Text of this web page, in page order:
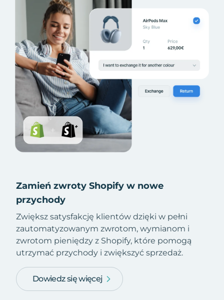
Zamień zwroty Shopify w nowe
przychody
Zwiększ satysfakcję klientów dzięki w pełni
zautomatyzowanym zwrotom, wymianom i
zwrotom pieniędzy z Shopify, które pomogą
utrzymać przychody i zwiększyć sprzedaż.
Dowiedz się więcej